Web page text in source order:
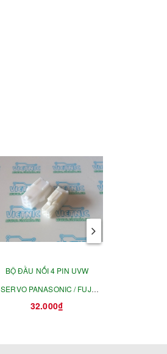
BỘ ĐẦU NỐI 4 PIN UVW
SERVO PANASONIC / FUJI
100W-750W FL-4P
32.000₫